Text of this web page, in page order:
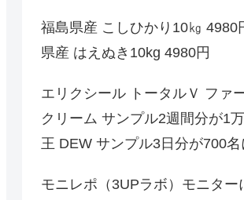
福島県産 こしひかり10㎏ 4980
県産 はえぬき10kg 4980円
エリクシール トータルＶ ファ
クリーム サンプル2週間分が1
王 DEW サンプル3日分が700名
モニレポ（3UPラボ）モニター